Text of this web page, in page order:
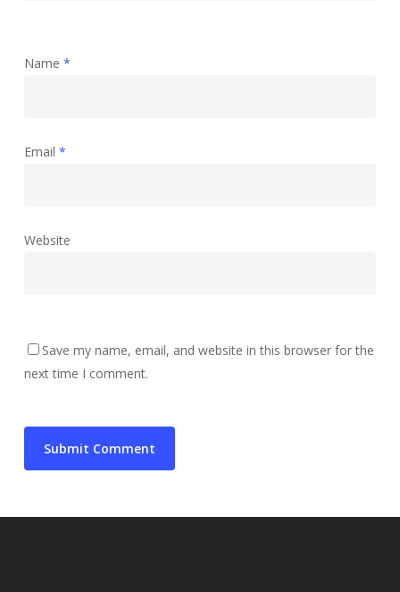
Name *
Email *
Website
Save my name, email, and website in this browser for the
next time I comment.